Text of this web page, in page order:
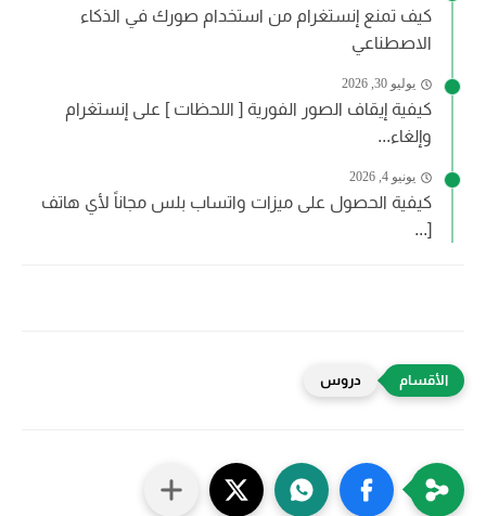
كيف تمنع إنستغرام من استخدام صورك في الذكاء
الاصطناعي
يوليو 30, 2026
كيفية إيقاف الصور الفورية [ اللحظات ] على إنستغرام
وإلغاء...
يونيو 4, 2026
كيفية الحصول على ميزات واتساب بلس مجاناً لأي هاتف
[...
دروس